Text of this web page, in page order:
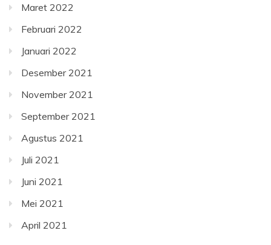
Maret 2022
Februari 2022
Januari 2022
Desember 2021
November 2021
September 2021
Agustus 2021
Juli 2021
Juni 2021
Mei 2021
April 2021